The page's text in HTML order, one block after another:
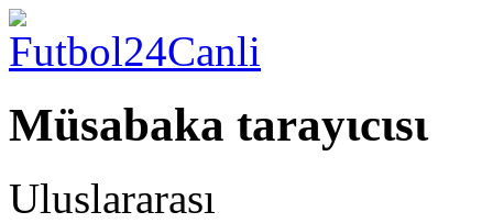
Müsabaka tarayιcιsι
Uluslararası